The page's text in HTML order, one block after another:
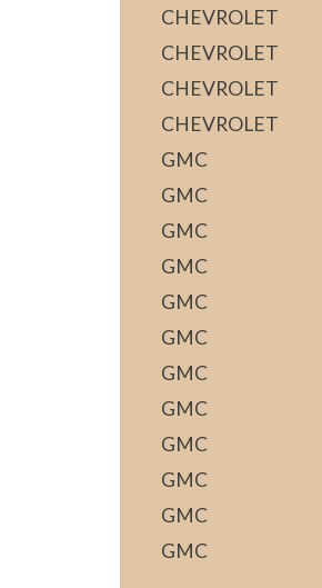
CHEVROLET
CHEVROLET
CHEVROLET
CHEVROLET
GMC
GMC
GMC
GMC
GMC
GMC
GMC
GMC
GMC
GMC
GMC
GMC